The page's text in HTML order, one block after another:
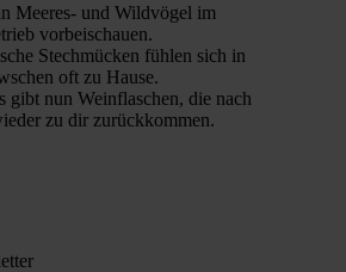
Meeres- und Wildvögel im
vorbeischauen.
Stechmücken fühlen sich in
oft zu Hause.
gibt nun Weinflaschen, die nach
zu dir zurückkommen.